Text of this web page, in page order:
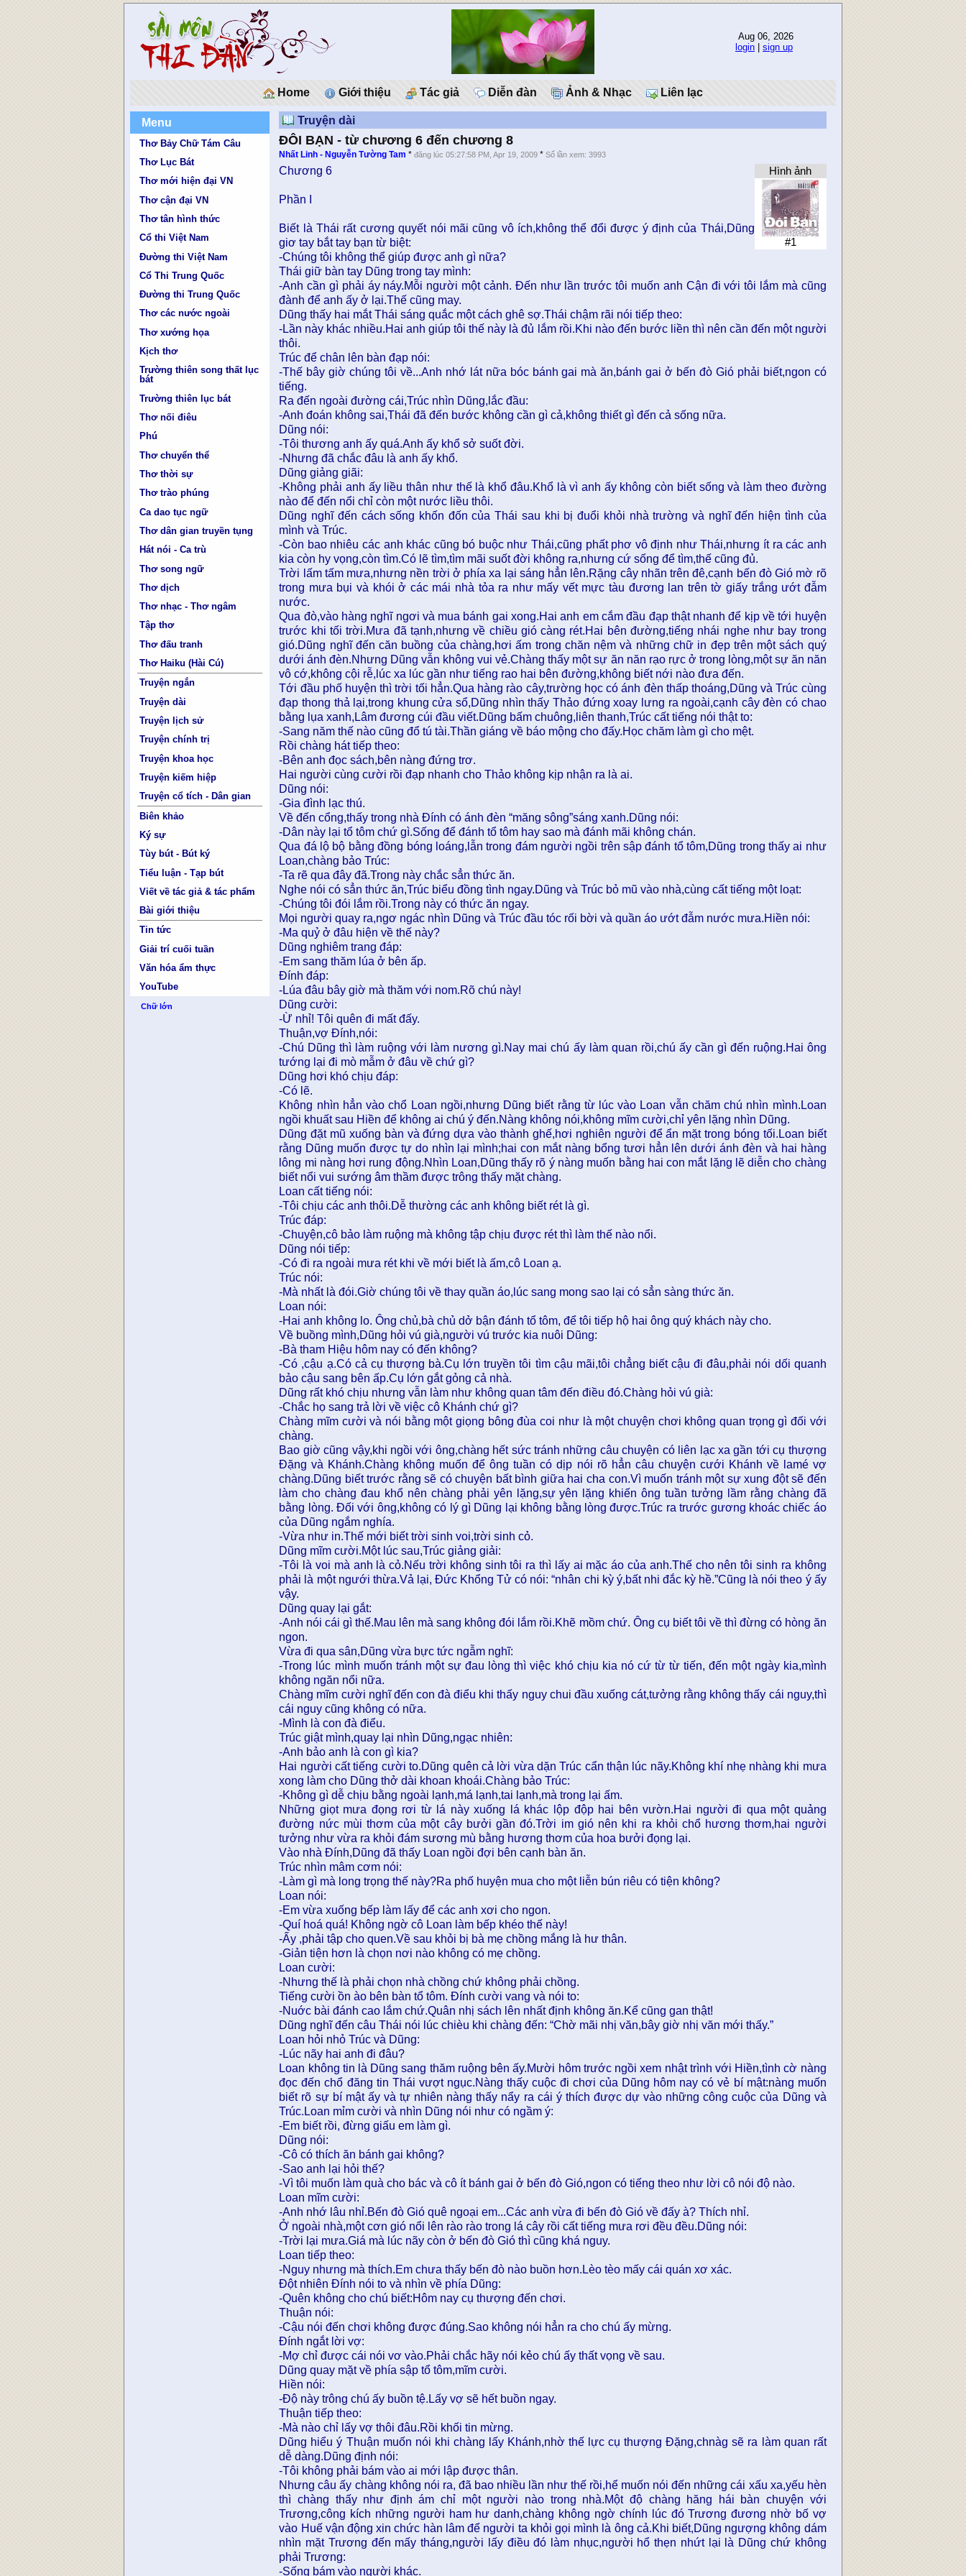
Aug 06, 2026
login
sign up
Home Giới thiệu Tác giả Diễn đàn Ảnh & Nhạc Liên lạc
Menu
Thơ Bảy Chữ Tám Câu
Thơ Lục Bát
Thơ mới hiện đại VN
Thơ cận đại VN
Thơ tân hình thức
Cổ thi Việt Nam
Đường thi Việt Nam
Cổ Thi Trung Quốc
Đường thi Trung Quốc
Thơ các nước ngoài
Thơ xướng họa
Kịch thơ
Trường thiên song thất lục
bát
Trường thiên lục bát
Thơ nối điêu
Phú
Thơ chuyển thể
Thơ thời sự
Thơ trào phúng
Ca dao tục ngữ
Thơ dân gian truyền tụng
Hát nói - Ca trù
Thơ song ngữ
Thơ dịch
Thơ nhạc - Thơ ngâm
Tập thơ
Thơ đấu tranh
Thơ Haiku (Hài Cú)
Truyện ngắn
Truyện dài
Truyện lịch sử
Truyện chính trị
Truyện khoa học
Truyện kiếm hiệp
Truyện cổ tích - Dân gian
Biên khảo
Ký sự
Tùy bút - Bút ký
Tiểu luận - Tạp bút
Viết về tác giả & tác phẩm
Bài giới thiệu
Tin tức
Giải trí cuối tuần
Văn hóa ẩm thực
YouTube
Chữ lớn
Truyện dài
ÐÔI BẠN - từ chương 6 đến chương 8
Nhất Linh - Nguyễn Tường Tam *đăng lúc 05:27:58 PM, Apr 19, 2009 *Số lần xem: 3993
Hình ảnh
#1
Chương 6
Phần I
Biết là Thái rất cương quyết nói mãi cũng vô ích,không thể đổi được ý định của Thái,Dũng
giơ tay bắt tay bạn từ biệt:
-Chúng tôi không thể giúp được anh gì nữa?
Thái giữ bàn tay Dũng trong tay mình:
-Anh cần gì phải áy náy.Mỗi người một cảnh. Đến như lần trước tôi muốn anh Cận đi với tôi lắm mà cũng
đành để anh ấy ở lại.Thế cũng may.
Dũng thấy hai mắt Thái sáng quắc một cách ghê sợ.Thái chậm rãi nói tiếp theo:
-Lần này khác nhiều.Hai anh giúp tôi thế này là đủ lắm rồi.Khi nào đến bước liền thì nên cần đến một người
thôi.
Trúc để chân lên bàn đạp nói:
-Thế bây giờ chúng tôi về...Anh nhớ lát nữa bóc bánh gai mà ăn,bánh gai ở bến đò Gió phải biết,ngon có
tiếng.
Ra đến ngoài đường cái,Trúc nhìn Dũng,lắc đầu:
-Anh đoán không sai,Thái đã đến bước không cần gì cả,không thiết gì đến cả sống nữa.
Dũng nói:
-Tôi thương anh ấy quá.Anh ấy khổ sở suốt đời.
-Nhưng đã chắc đâu là anh ấy khổ.
Dũng giảng giãi:
-Không phải anh ấy liều thân như thế là khổ đâu.Khổ là vì anh ấy không còn biết sống và làm theo đường
nào để đến nổi chỉ còn một nước liều thôi.
Dũng nghĩ đến cách sống khốn đốn của Thái sau khi bị đuổi khỏi nhà trường và nghĩ đến hiện tình của
mình và Trúc.
-Còn bao nhiêu các anh khác cũng bó buộc như Thái,cũng phất phơ vô định như Thái,nhưng ít ra các anh
kia còn hy vọng,còn tìm.Có lẽ tìm,tìm mãi suốt đời không ra,nhưng cứ sống để tìm,thế cũng đủ.
Trời lấm tấm mưa,nhưng nền trời ở phía xa lại sáng hẳn lên.Rặng cây nhãn trên đê,cạnh bến đò Gió mờ rõ
trong mưa bụi và khói ở các mái nhà tỏa ra như mấy vết mực tàu đương lan trên tờ giấy trắng ướt đẫm
nước.
Qua đò,vào hàng nghĩ ngơi và mua bánh gai xong.Hai anh em cắm đầu đạp thật nhanh để kịp về tới huyện
trước khi tối trời.Mưa đã tạnh,nhưng về chiều gió càng rét.Hai bên đường,tiếng nhái nghe như bay trong
gió.Dũng nghĩ đến căn buồng của chàng,hơi ấm trong chăn nệm và những chữ in đẹp trên một sách quý
dưới ánh đèn.Nhưng Dũng vẫn không vui vẻ.Chàng thấy một sự ăn năn rạo rực ở trong lòng,một sự ăn năn
vô cớ,không cội rễ,lúc xa lúc gần như tiếng rao hai bên đường,không biết nới nào đưa đến.
Tới đầu phố huyện thì trời tối hẳn.Qua hàng rào cây,trường học có ánh đèn thấp thoáng,Dũng và Trúc cùng
đạp thong thả lại,trong khung cửa sổ,Dũng nhìn thấy Thảo đứng xoay lưng ra ngoài,cạnh cây đèn có chao
bằng lụa xanh,Lâm đương cúi đầu viết.Dũng bấm chuông,liên thanh,Trúc cất tiếng nói thật to:
-Sang năm thế nào cũng đổ tú tài.Thần giáng về báo mộng cho đấy.Học chăm làm gì cho mệt.
Rồi chàng hát tiếp theo:
-Bên anh đọc sách,bên nàng đứng trơ.
Hai người cùng cười rồi đạp nhanh cho Thảo không kịp nhận ra là ai.
Dũng nói:
-Gia đình lạc thú.
Về đến cổng,thấy trong nhà Đính có ánh đèn “măng sông”sáng xanh.Dũng nói:
-Dân này lại tổ tôm chứ gì.Sống để đánh tổ tôm hay sao mà đánh mãi không chán.
Qua đá lộ bộ bằng đồng bóng loáng,lẫn trong đám người ngồi trên sập đánh tổ tôm,Dũng trong thấy ai như
Loan,chàng bảo Trúc:
-Ta rẽ qua đây đã.Trong này chắc sẳn thức ăn.
Nghe nói có sẳn thức ăn,Trúc biểu đồng tình ngay.Dũng và Trúc bỏ mũ vào nhà,cùng cất tiếng một loạt:
-Chúng tôi đói lắm rồi.Trong này có thức ăn ngay.
Mọi người quay ra,ngơ ngác nhìn Dũng và Trúc đầu tóc rối bời và quần áo ướt đẫm nước mưa.Hiền nói:
-Ma quỷ ở đâu hiện về thế này?
Dũng nghiêm trang đáp:
-Em sang thăm lúa ở bên ấp.
Đính đáp:
-Lúa đâu bây giờ mà thăm với nom.Rõ chú này!
Dũng cười:
-Ừ nhỉ! Tôi quên đi mất đấy.
Thuận,vợ Đính,nói:
-Chú Dũng thì làm ruộng với làm nương gì.Nay mai chú ấy làm quan rồi,chú ấy cần gì đến ruộng.Hai ông
tướng lại đi mò mẫm ở đâu về chứ gì?
Dũng hơi khó chịu đáp:
-Có lẽ.
Không nhìn hẳn vào chổ Loan ngồi,nhưng Dũng biết rằng từ lúc vào Loan vẫn chăm chú nhìn mình.Loan
ngồi khuất sau Hiền để không ai chú ý đến.Nàng không nói,không mĩm cười,chỉ yên lặng nhìn Dũng.
Dũng đặt mũ xuống bàn và đứng dựa vào thành ghế,hơi nghiên người để ẩn mặt trong bóng tối.Loan biết
rằng Dũng muốn được tự do nhìn lại mình;hai con mắt nàng bổng tươi hẳn lên dưới ánh đèn và hai hàng
lông mi nàng hơi rung động.Nhìn Loan,Dũng thấy rõ ý nàng muốn bằng hai con mắt lặng lẽ diễn cho chàng
biết nổi vui sướng âm thầm được trông thấy mặt chàng.
Loan cất tiếng nói:
-Tôi chịu các anh thôi.Dễ thường các anh không biết rét là gì.
Trúc đáp:
-Chuyện,cô bảo làm ruộng mà không tập chịu được rét thì làm thế nào nổi.
Dũng nói tiếp:
-Có đi ra ngoài mưa rét khi về mới biết là ấm,cô Loan ạ.
Trúc nói:
-Mà nhất là đói.Giờ chúng tôi về thay quần áo,lúc sang mong sao lại có sẳn sàng thức ăn.
Loan nói:
-Hai anh không lo. Ông chủ,bà chủ dở bận đánh tổ tôm, để tôi tiếp hộ hai ông quý khách này cho.
Về buồng mình,Dũng hỏi vú già,người vú trước kia nuôi Dũng:
-Bà tham Hiệu hôm nay có đến không?
-Có ,cậu ạ.Có cả cụ thượng bà.Cụ lớn truyền tôi tìm cậu mãi,tôi chẳng biết cậu đi đâu,phải nói dối quanh
bảo cậu sang bên ấp.Cụ lớn gắt gỏng cả nhà.
Dũng rất khó chịu nhưng vẫn làm như không quan tâm đến điều đó.Chàng hỏi vú già:
-Chắc họ sang trả lời về việc cô Khánh chứ gì?
Chàng mĩm cười và nói bằng một giọng bông đùa coi như là một chuyện chơi không quan trọng gì đối với
chàng.
Bao giờ cũng vậy,khi ngồi với ông,chàng hết sức tránh những câu chuyện có liên lạc xa gần tới cụ thượng
Đặng và Khánh.Chàng không muốn để ông tuần có dịp nói rõ hẳn câu chuyện cưới Khánh về lamé vợ
chàng.Dũng biết trước rằng sẽ có chuyện bất bình giữa hai cha con.Vì muốn tránh một sự xung đột sẽ đến
làm cho chàng đau khổ nên chàng phải yên lặng,sự yên lặng khiến ông tuần tưởng lầm rằng chàng đã
bằng lòng. Đối với ông,không có lý gì Dũng lại không bằng lòng được.Trúc ra trước gương khoác chiếc áo
của Dũng ngắm nghía.
-Vừa như in.Thế mới biết trời sinh voi,trời sinh cỏ.
Dũng mĩm cười.Một lúc sau,Trúc giảng giải:
-Tôi là voi mà anh là cỏ.Nếu trời không sinh tôi ra thì lấy ai mặc áo của anh.Thế cho nên tôi sinh ra không
phải là một ngưới thừa.Vả lại, Đức Khổng Tử có nói: “nhân chi kỳ ý,bất nhi đắc kỳ hề.”Cũng là nói theo ý ấy
vậy.
Dũng quay lại gắt:
-Anh nói cái gì thế.Mau lên mà sang không đói lắm rồi.Khẽ mồm chứ. Ông cụ biết tôi về thì đừng có hòng ăn
ngon.
Vừa đi qua sân,Dũng vừa bực tức ngẫm nghĩ:
-Trong lúc mình muốn tránh một sự đau lòng thì việc khó chịu kia nó cứ từ từ tiến, đến một ngày kia,mình
không ngăn nổi nữa.
Chàng mĩm cười nghĩ đến con đà điểu khi thấy nguy chui đầu xuống cát,tưởng rằng không thấy cái nguy,thì
cái nguy cũng không có nữa.
-Mình là con đà điểu.
Trúc giật mình,quay lại nhìn Dũng,ngạc nhiên:
-Anh bảo anh là con gì kia?
Hai người cất tiếng cười to.Dũng quên cả lời vừa dặn Trúc cẩn thận lúc nãy.Không khí nhẹ nhàng khi mưa
xong làm cho Dũng thở dài khoan khoái.Chàng bảo Trúc:
-Không gì dễ chịu bằng ngoài lạnh,má lạnh,tai lạnh,mà trong lại ấm.
Những giọt mưa đọng rơi từ lá này xuống lá khác lộp độp hai bên vườn.Hai người đi qua một quảng
đường nức mùi thơm của một cây bưởi gần đó.Trời im gió nên khi ra khỏi chổ hương thơm,hai người
tưởng như vừa ra khỏi đám sương mù bằng hương thơm của hoa bưởi đọng lại.
Vào nhà Đính,Dũng đã thấy Loan ngồi đợi bên cạnh bàn ăn.
Trúc nhìn mâm cơm nói:
-Làm gì mà long trọng thế này?Ra phố huyện mua cho một liễn bún riêu có tiện không?
Loan nói:
-Em vừa xuống bếp làm lấy để các anh xơi cho ngon.
-Quí hoá quá! Không ngờ cô Loan làm bếp khéo thế này!
-Ấy ,phải tập cho quen.Về sau khỏi bị bà mẹ chồng mắng là hư thân.
-Giản tiện hơn là chọn nơi nào không có mẹ chồng.
Loan cười:
-Nhưng thế là phải chọn nhà chồng chứ không phải chồng.
Tiếng cười ồn ào bên bàn tổ tôm. Đính cười vang và nói to:
-Nuớc bài đánh cao lắm chứ.Quân nhị sách lên nhất định không ăn.Kể cũng gan thật!
Dũng nghĩ đến câu Thái nói lúc chièu khi chàng đến: “Chờ mãi nhị văn,bây giờ nhị văn mới thấy.”
Loan hỏi nhỏ Trúc và Dũng:
-Lúc nãy hai anh đi đâu?
Loan không tin là Dũng sang thăm ruộng bên ấy.Mười hôm trước ngồi xem nhật trình với Hiền,tình cờ nàng
đọc đến chổ đăng tin Thái vượt ngục.Nàng thấy cuộc đi chơi của Dũng hôm nay có vẻ bí mật:nàng muốn
biết rõ sự bí mật ấy và tự nhiên nàng thấy nẩy ra cái ý thích được dự vào những công cuộc của Dũng và
Trúc.Loan mỉm cười và nhìn Dũng nói như có ngầm ý:
-Em biết rồi, đừng giấu em làm gì.
Dũng nói:
-Cô có thích ăn bánh gai không?
-Sao anh lại hỏi thế?
-Vì tôi muốn làm quà cho bác và cô ít bánh gai ở bến đò Gió,ngon có tiếng theo như lời cô nói độ nào.
Loan mĩm cười:
-Anh nhớ lâu nhỉ.Bến đò Gió quê ngoại em...Các anh vừa đi bến đò Gió về đấy à? Thích nhỉ.
Ở ngoài nhà,một cơn gió nổi lên rào rào trong lá cây rồi cất tiếng mưa rơi đều đều.Dũng nói:
-Trời lại mưa.Giá mà lúc nãy còn ở bến đò Gió thì cũng khá nguy.
Loan tiếp theo:
-Nguy nhưng mà thích.Em chưa thấy bến đò nào buồn hơn.Lèo tèo mấy cái quán xơ xác.
Đột nhiên Đính nói to và nhìn về phía Dũng:
-Quên không cho chú biết:Hôm nay cụ thượng đến chơi.
Thuận nói:
-Cậu nói đến chơi không được đúng.Sao không nói hẳn ra cho chú ấy mừng.
Đính ngắt lời vợ:
-Mợ chỉ được cái nói vơ vào.Phải chắc hãy nói kẻo chú ấy thất vọng về sau.
Dũng quay mặt về phía sập tổ tôm,mĩm cười.
Hiền nói:
-Độ này trông chú ấy buồn tệ.Lấy vợ sẽ hết buồn ngay.
Thuận tiếp theo:
-Mà nào chỉ lấy vợ thôi đâu.Rồi khối tin mừng.
Dũng hiểu ý Thuận muốn nói khi chàng lấy Khánh,nhờ thế lực cụ thượng Đặng,chnàg sẽ ra làm quan rất
dễ dàng.Dũng định nói:
-Tôi không phải bám vào ai mới lập được thân.
Nhưng câu ấy chàng không nói ra, đã bao nhiều lần như thế rồi,hể muốn nói đến những cái xấu xa,yếu hèn
thì chàng thấy như định ám chỉ một người nào trong nhà.Một độ chàng hăng hái bàn chuyện với
Trương,công kích những người ham hư danh,chàng không ngờ chính lúc đó Trương đương nhờ bố vợ
vào Huế vận động xin chức hàn lâm để người ta khỏi gọi mình là ông cả.Khi biết,Dũng ngượng không dám
nhìn mặt Trương đến mấy tháng,người lấy điều đó làm nhục,người hổ thẹn nhứt lại là Dũng chứ không
phải Trương:
-Sống bám vào người khác.